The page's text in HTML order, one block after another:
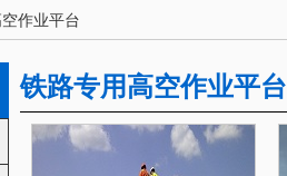
作业平台
铁路专用高空作业平台